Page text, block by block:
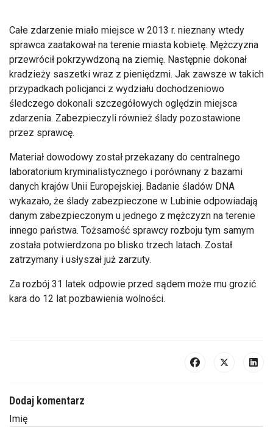
Całe zdarzenie miało miejsce w 2013 r. nieznany wtedy
sprawca zaatakował na terenie miasta kobietę. Mężczyzna
przewrócił pokrzywdzoną na ziemię. Następnie dokonał
kradzieży saszetki wraz z pieniędzmi. Jak zawsze w takich
przypadkach policjanci z wydziału dochodzeniowo
śledczego dokonali szczegółowych oględzin miejsca
zdarzenia. Zabezpieczyli również ślady pozostawione
przez sprawcę.
Materiał dowodowy został przekazany do centralnego
laboratorium kryminalistycznego i porównany z bazami
danych krajów Unii Europejskiej. Badanie śladów DNA
wykazało, że ślady zabezpieczone w Lubinie odpowiadają
danym zabezpieczonym u jednego z mężczyzn na terenie
innego państwa. Tożsamość sprawcy rozboju tym samym
została potwierdzona po blisko trzech latach. Został
zatrzymany i usłyszał już zarzuty.
Za rozbój 31 latek odpowie przed sądem może mu grozić
kara do 12 lat pozbawienia wolności.
Dodaj komentarz
Imię